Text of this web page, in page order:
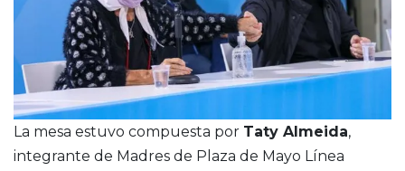
La mesa estuvo compuesta por Taty Almeida,
integrante de Madres de Plaza de Mayo Línea